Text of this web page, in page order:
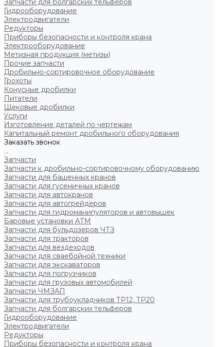
Запчасти для болгарских тельферов
Гидрооборудование
Электродвигатели
Редукторы
Приборы безопасности и контроля крана
Электрооборудование
Метизная продукция (метизы)
Прочие запчасти
Дробильно-сортировочное оборудование
Грохоты
Конусные дробилки
Питатели
Щековые дробилки
Услуги
Изготовление деталей по чертежам
Капитальный ремонт дробильного оборудования
Заказать звонок
...
Запчасти
Запчасти к дробильно-сортировочному оборудованию
Запчасти для башенных кранов
Запчасти для гусеничных кранов
Запчасти для автокранов
Запчасти для автогрейдеров
Запчасти для гидроманипуляторов и автовышек
Баровые установки АТМ
Запчасти для бульдозеров ЧТЗ
Запчасти для тракторов
Запчасти для вездеходов
Запчасти для сваебойной техники
Запчасти для экскаваторов
Запчасти для погрузчиков
Запчасти для грузовых автомобилей
Запчасти ЧМЗАП
Запчасти для трубоукладчиков ТР12, ТР20
Запчасти для болгарских тельферов
Гидрооборудование
Электродвигатели
Редукторы
Приборы безопасности и контроля крана